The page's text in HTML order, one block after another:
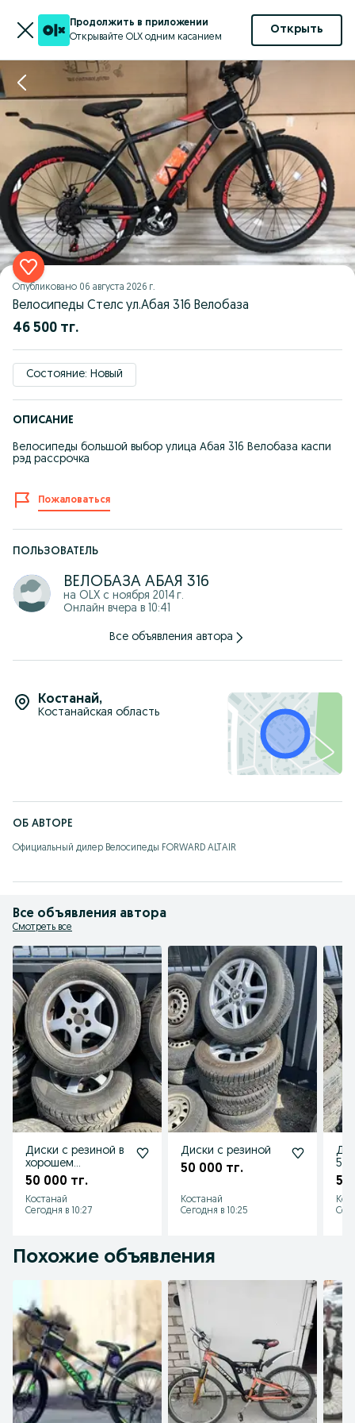
Продолжить в приложении
Открывайте OLX одним касанием
Открыть
Опубликовано 06 августа 2026 г.
Велосипеды Стелс yл.Абая 316 Велобаза
46 500 тг.
Состояние: Новый
ОПИСАНИЕ
Велосипеды большой выбор улица Абая 316 Велобаза каспи
рэд рассрочка
Пожаловаться
ПОЛЬЗОВАТЕЛЬ
ВЕЛОБАЗА АБАЯ 316
на OLX с ноября 2014 г.
Онлайн вчера в 10:41
Все объявления автора
Костанай,
Костанайская область
ОБ АВТОРЕ
Официальный дилер Велосипеды FORWARD ALTAIR
Все объявления автора
Смотреть все
Диски с резиной в
хорошем
состоянии
50 000 тг.
Костанай
Сегодня в 10:27
Диски с резиной
50 000 тг.
Костанай
Сегодня в 10:25
5/
50
Похожие объявления